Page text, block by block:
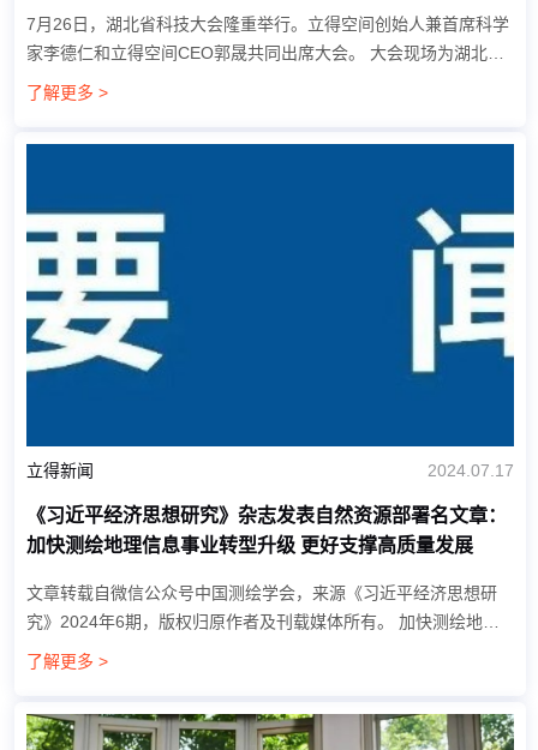
7月26日，湖北省科技大会隆重举行。立得空间创始人兼首席科学
家李德仁和立得空间CEO郭晟共同出席大会。 大会现场为湖北科
技工作者们举行了走红毯仪式。 此前，6月24日，全国科技大
了解更多 >
立得新闻 2024.07.17
《习近平经济思想研究》杂志发表自然资源部署名文章：
加快测绘地理信息事业转型升级 更好支撑高质量发展
文章转载自微信公众号中国测绘学会，来源《习近平经济思想研
究》2024年6期，版权归原作者及刊载媒体所有。 加快测绘地理
了解更多 >